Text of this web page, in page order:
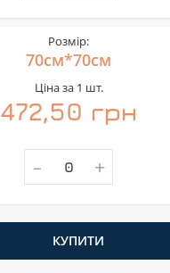
Розмір:
70см*70см
Ціна за 1 шт.
472,50 грн
- +
КУПИТИ